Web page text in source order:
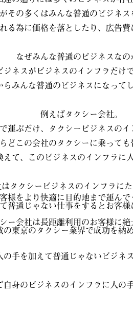
その多くはみんな普通のビジネス
る為に価格を落としたり、広告費
なぜみんな普通のビジネスなの
ネスがビジネスのインフラだけ
らみんな普通のビジネスになって
例えばタクシー会社。
運ぶだけ、タクシービジネスのイ
どこの会社のタクシーに乗っても
えて、このビジネスのインフラに
タクシービジネスのインフラに
様をより快適に目的地まで運んで
普通じゃない仕事をするとお客様
ー会社は長距離利用のお客様に
の東京のタクシー業界で成功を納
手を加えて普通じゃないビジネ
身のビジネスのインフラに人の